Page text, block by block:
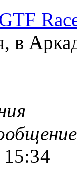
в